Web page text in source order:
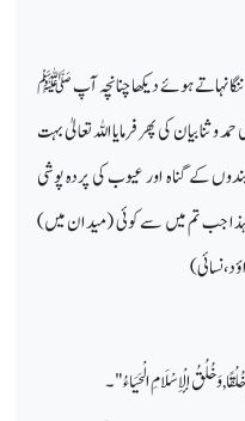
نہاتے ہوئے دیکھا چنانچہ آپ ﷺ
ثنا بیان کی پھر فرمایا اللہ تعالیٰ بہت
کے گناہ اور عیوب کی پردہ پوشی
لہذا جب تم میں سے کوئی (میدان میں)
نسائی )
, وَخُلُقُ الْإِسْلَامِ الْحَيَاءُ "۔